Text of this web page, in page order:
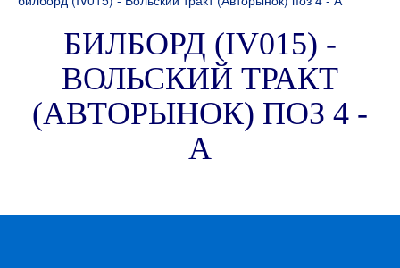
БИЛБОРД (IV015) -
ВОЛЬСКИЙ ТРАКТ
(АВТОРЫНОК) ПОЗ 4 -
А